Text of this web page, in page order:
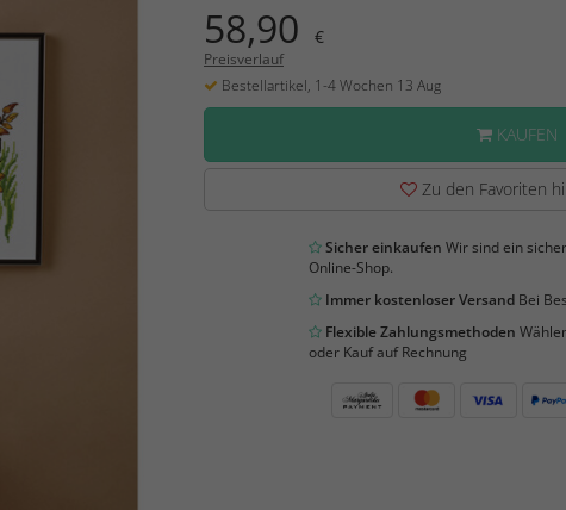
58,90 €
Preisverlauf
Bestellartikel, 1-4 Wochen 13 Aug
KAUFEN
Zu den Favoriten
Sicher einkaufen Wir sind ein
Online-Shop.
Immer kostenloser VersandBei
Flexible Zahlungsmethoden
oder Kauf auf Rechnung